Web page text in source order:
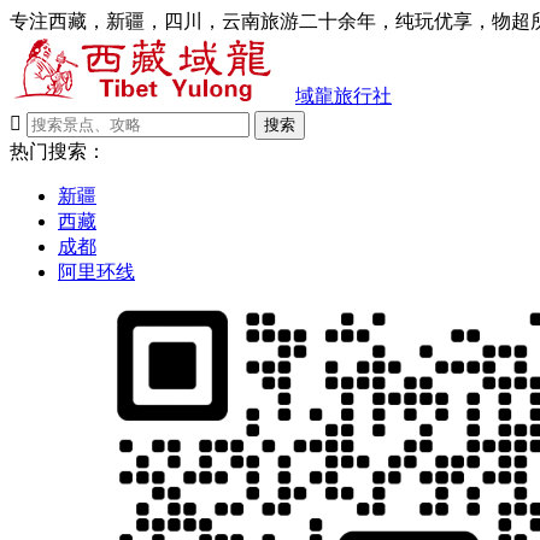
专注西藏，新疆，四川，云南旅游二十余年，纯玩优享，物超
域龍旅行社

搜索
热门搜索：
新疆
西藏
成都
阿里环线